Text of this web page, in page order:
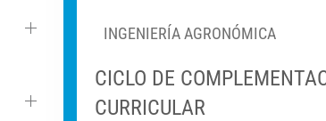
INGENIERÍA AGRONÓMICA
CICLO DE
CURRICULAR